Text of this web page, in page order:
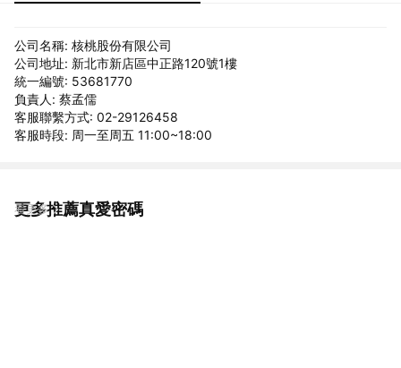
公司名稱: 核桃股份有限公司
公司地址: 新北市新店區中正路120號1樓
統一編號: 53681770
負責人: 蔡孟儒
客服聯繫方式: 02-29126458
客服時段: 周一至周五 11:00~18:00
更多推薦真愛密碼
看更多